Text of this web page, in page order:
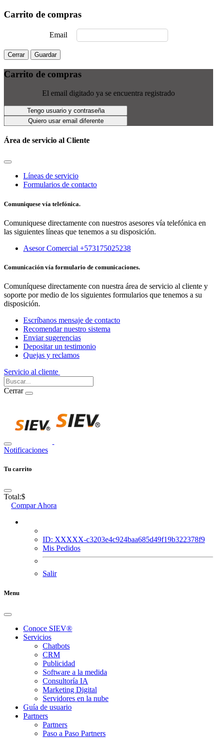
Carrito de compras
Email
Cerrar Guardar
Carrito de compras
El email digitado ya se encuentra registrado
Tengo usuario y contraseña
Quiero usar email diferente
Área de servicio al Cliente
Líneas de servicio
Formularios de contacto
Comuniquese vía telefónica.
Comuniquese directamente con nuestros asesores vía telefónica en
las siguientes líneas que tenemos a su disposición.
Asesor Comercial +573175025238
Comunicación vía formulario de comunicaciones.
Comuníquese directamente con nuestra área de servicio al cliente y
soporte por medio de los siguientes formularios que tenemos a su
disposición.
Escríbanos mensaje de contacto
Recomendar nuestro sistema
Enviar sugerencias
Depositar un testimonio
Quejas y reclamos
Servicio al cliente
Cerrar
Notificaciones
Tu carrito
Total:$
Compar Ahora
ID: XXXXX-c3203e4c924baa685d49f19b322378f9
Mis Pedidos
Salir
Menu
Conoce SIEV®
Servicios
Chatbots
CRM
Publicidad
Software a la medida
Consultoría IA
Marketing Digital
Servidores en la nube
Guía de usuario
Partners
Partners
Paso a Paso Partners